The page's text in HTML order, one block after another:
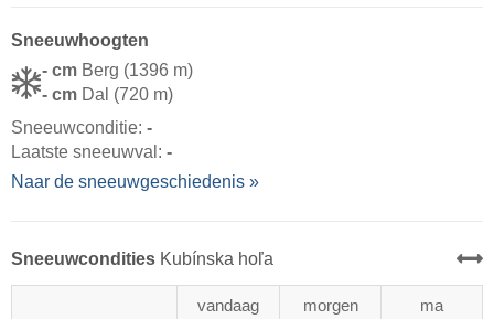
Sneeuwhoogten
- cm Berg (1396 m)
- cm Dal (720 m)
Sneeuwconditie: -
Laatste sneeuwval: -
Naar de sneeuwgeschiedenis »
Sneeuwcondities Kubínska hoľa
vandaag
morgen
ma